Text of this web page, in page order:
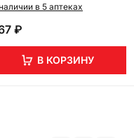
в 5 аптеках
₽
В КОРЗИНУ